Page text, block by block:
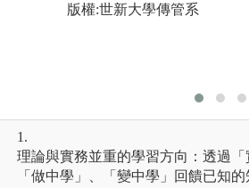
圖解:112級畢業製作
版權:世新大學傳管系
1.
理論與實務並重的學習方向：透過
「做中學」、「變中學」回饋已知